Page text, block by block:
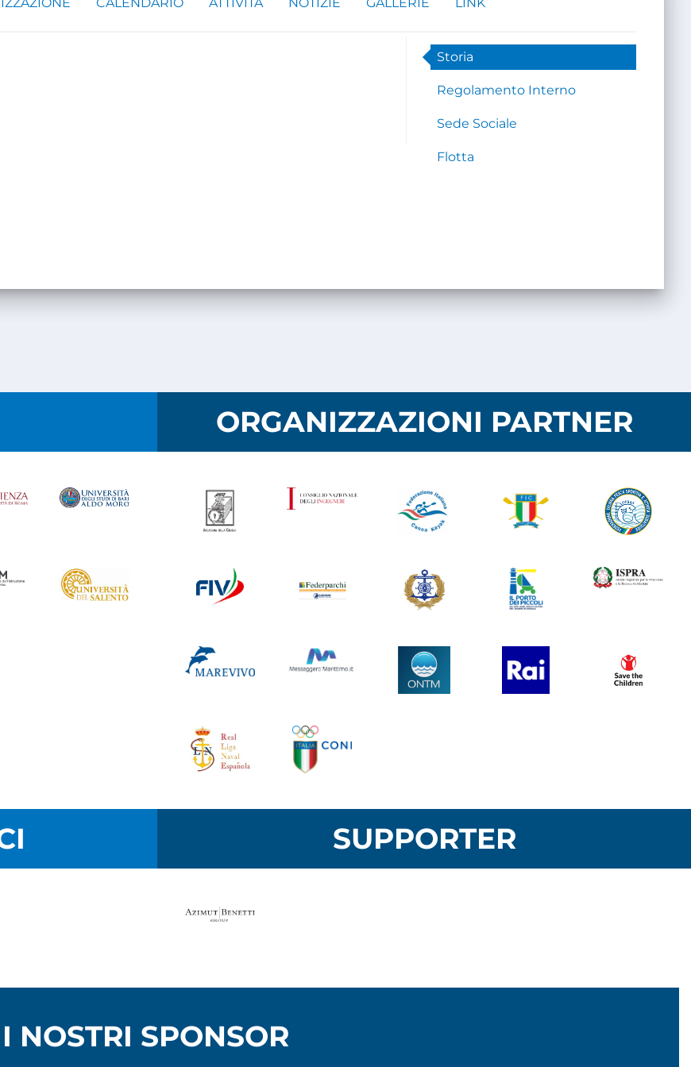
Storia
Regolamento Interno
Sede Sociale
Flotta
ORGANIZZAZIONI PARTNER
SUPPORTER
I NOSTRI SPONSOR